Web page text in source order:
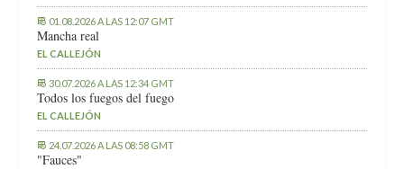
01.08.2026 A LAS 12:07 GMT
Mancha real
EL CALLEJÓN
30.07.2026 A LAS 12:34 GMT
Todos los fuegos del fuego
EL CALLEJÓN
24.07.2026 A LAS 08:58 GMT
"Fauces"